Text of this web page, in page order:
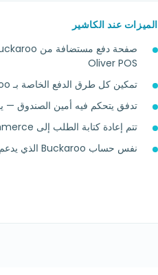
الميزات عند الكاشير
Oliver POS
تمكين كل طرق الدفع الخاصة بـ Buckaroo عند السجل
تدفق يتحكم فيه أمين الصندوق —
تتم إعادة كتابة الطلب إلى WooCommerce عند تأكيد الدفع
نفس حساب Buckaroo الذي يدعم متجرك الإلكتروني